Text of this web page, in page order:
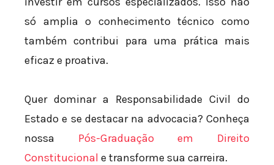
só amplia o conhecimento técnico como
também contribui para uma prática mais
eficaz e proativa.
Quer dominar a Responsabilidade Civil do
Estado e se destacar na advocacia? Conheça
nossa Pós-Graduação em Direito
Constitucional e transforme sua carreira.